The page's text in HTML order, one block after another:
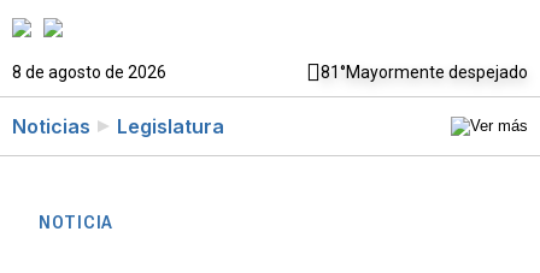
8 de agosto de 2026 81°Mayormente despejado
Noticias Legislatura
NOTICIA